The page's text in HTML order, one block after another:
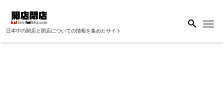
日本中の開店と閉店についての情報を集めたサイト